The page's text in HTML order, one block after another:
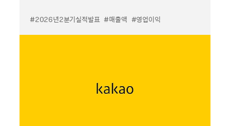
#2026년2분기실적발표 #매출액 #영업이익